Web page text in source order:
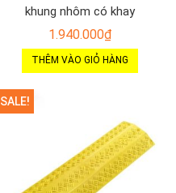
khung nhôm có khay
1.940.000₫
THÊM VÀO GIỎ HÀNG
SALE!